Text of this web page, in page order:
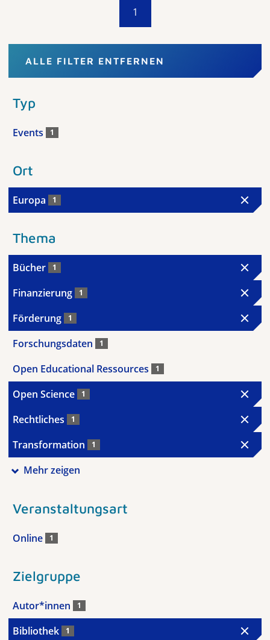
1
ALLE FILTER ENTFERNEN
Typ
Events 1
Ort
Europa 1
Thema
Bücher 1
Finanzierung 1
Förderung 1
Forschungsdaten 1
Open Educational Ressources 1
Open Science 1
Rechtliches 1
Transformation 1
Mehr zeigen
Veranstaltungsart
Online 1
Zielgruppe
Autor*innen 1
Bibliothek 1